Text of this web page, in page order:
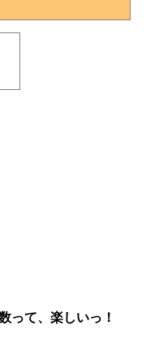
って、楽しいっ！